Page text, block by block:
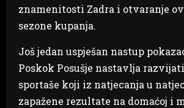
znamenitosti Zadra i otvaranje
sezone kupanja.
Još jedan uspješan nastup
Poskok Posušje nastavlja
sportaše koji iz natjecanja u
zapažene rezultate na domaćoj i